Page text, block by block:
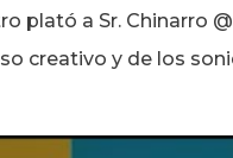
plató a Sr. Chinarro
creativo y de los